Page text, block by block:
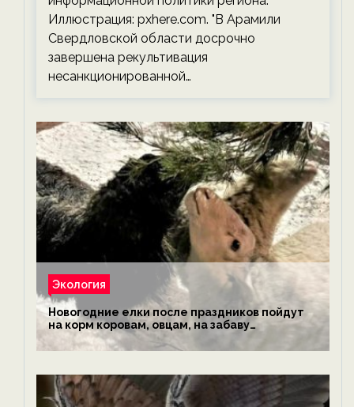
Иллюстрация: pxhere.com. "В Арамили
Свердловской области досрочно
завершена рекультивация
несанкционированной…
Экология
Новогодние елки после праздников пойдут
на корм коровам, овцам, на забаву
обезьянам, львам и леопардам — новости
экологии на ECOportal